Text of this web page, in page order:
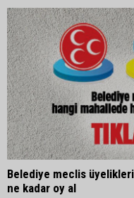
Belediye meclis
ne kadar oy al